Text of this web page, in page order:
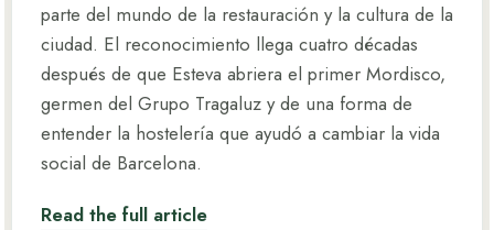
parte del mundo de la restauración y la cultura de la
ciudad. El reconocimiento llega cuatro décadas
después de que Esteva abriera el primer Mordisco,
germen del Grupo Tragaluz y de una forma de
entender la hostelería que ayudó a cambiar la vida
social de Barcelona.
Read the full article